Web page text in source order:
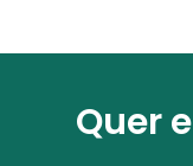
Quer